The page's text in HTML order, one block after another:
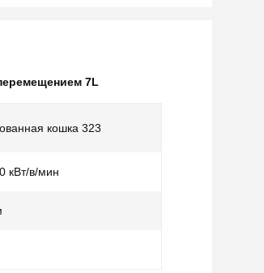
7L
кошка 323
кВт/в/мин